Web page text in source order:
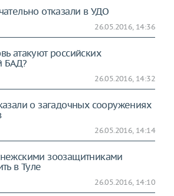
отказали в УДО
26.05.2016, 14:36
атакуют российских
БАД?
26.05.2016, 14:32
о загадочных сооружениях
26.05.2016, 14:14
зоозащитниками
в Туле
26.05.2016, 14:10